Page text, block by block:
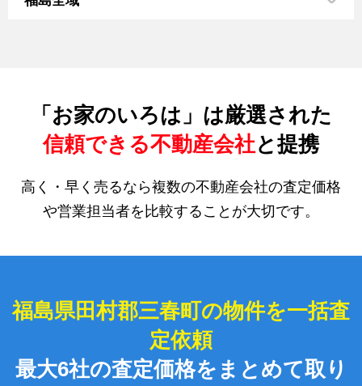
「お家のいろは」は厳選された
信頼できる不動産会社と提携
高く・早く売るなら複数の不動産会社の査定価格
や営業担当者を比較することが大切です。
福島県田村郡三春町の物件を一括査
定依頼
最大6社の査定価格をまとめて取り